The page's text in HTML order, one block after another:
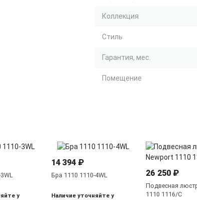
Коллекция
Стиль
Гарантия, мес.
Помещение
у
14 394 ₽
Бра 1110 1110-4WL
Наличие уточняйте у
26 250 ₽
Подвесная
1110 1116/C